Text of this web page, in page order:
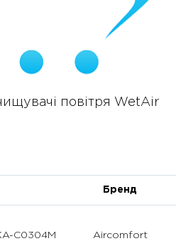
повітря WetAir
Бренд
C0304M Aircomfort